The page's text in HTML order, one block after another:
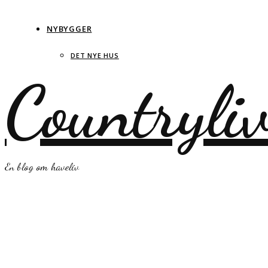
NYBYGGER
DET NYE HUS
En blog om haveliv